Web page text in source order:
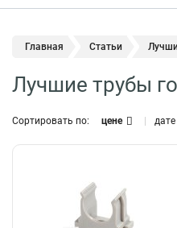
Главная Статьи
Лучшие трубы
Сортировать по: цене